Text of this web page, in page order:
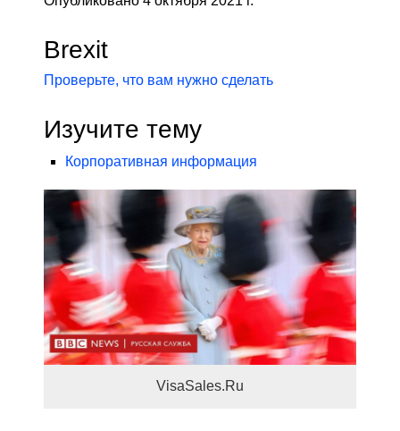
Brexit
Проверьте, что вам нужно сделать
Изучите тему
Корпоративная информация
VisaSales.Ru